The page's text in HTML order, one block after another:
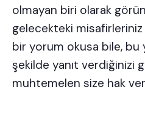
olmayan biri olarak
gelecekteki
bir yorum okusa bile, bu
şekilde yanıt verdiğinizi
muhtemelen size hak